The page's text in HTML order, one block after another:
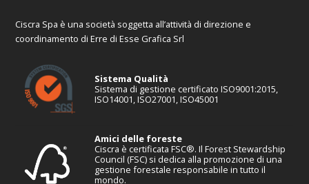
Ciscra Spa è una società soggetta all’attività di direzione e
coordinamento di Erre di Esse Grafica Srl
Sistema Qualità
Sistema di gestione certificato ISO9001:2015,
ISO14001, ISO27001, ISO45001
Amici delle foreste
Ciscra è certificata FSC®. Il Forest Stewardship
Council (FSC) si dedica alla promozione di una
gestione forestale responsabile in tutto il
mondo.